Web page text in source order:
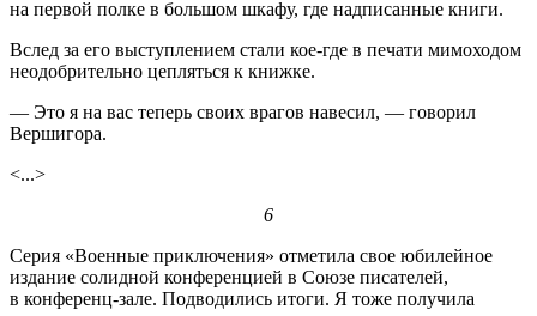
на первой полке в большом шкафу, где надписанные книги.
Вслед за его выступлением стали кое-где в печати мимоходом
неодобрительно цепляться к книжке.
— Это я на вас теперь своих врагов навесил, — говорил
Вершигора.
<...>
6
Серия «Военные приключения» отметила свое юбилейное
издание солидной конференцией в Союзе писателей,
в конференц-зале. Подводились итоги. Я тоже получила